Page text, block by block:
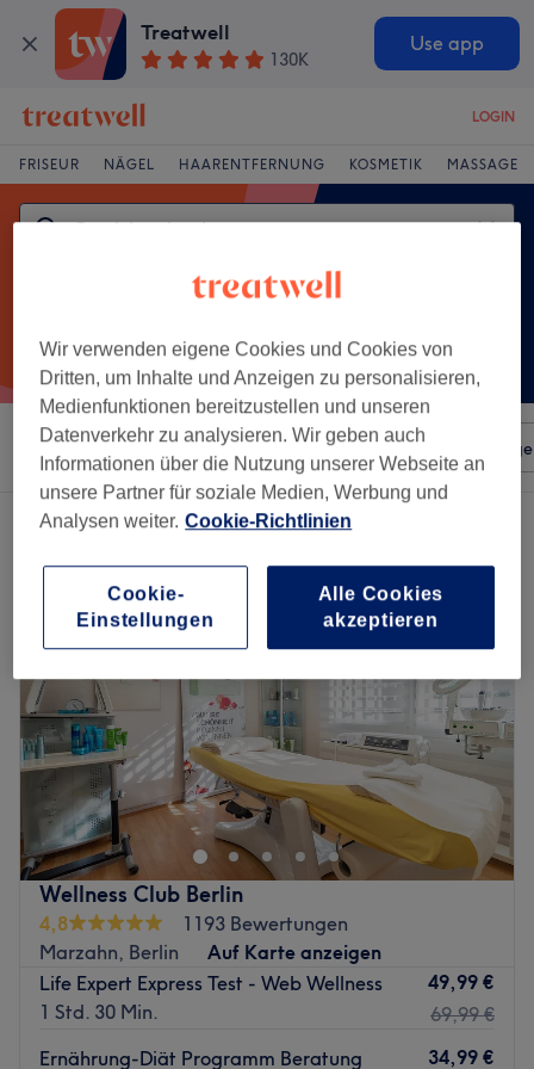
Treatwell
130K
Use app
LOGIN
FRISEUR NÄGEL HAARENTFERNUNG KOSMETIK MASSAGE
Sortieren nach Beliebiger Preis Salons
Ein Salon, der anbietet: gewichtsabnahme in Marzahn, Berlin
Wellness Club Berlin
4,8
1193 Bewertungen
Marzahn, Berlin
Auf Karte anzeigen
Life Expert Express Test - Web Wellness
1 Std. 30 Min.
49,99 €
69,99 €
Ernährung-Diät Programm Beratung
34,99 €
Wir verwenden eigene Cookies und Cookies von
Dritten, um Inhalte und Anzeigen zu personalisieren,
Medienfunktionen bereitzustellen und unseren
Datenverkehr zu analysieren. Wir geben auch
Informationen über die Nutzung unserer Webseite an
unsere Partner für soziale Medien, Werbung und
Analysen weiter. Cookie-Richtlinien
Cookie-
Einstellungen
Alle Cookies
akzeptieren